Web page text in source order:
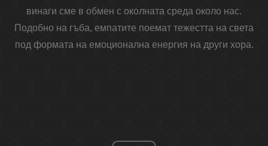
винаги сме в обмен с околната среда около нас.
Подобно на гъба, емпатите поемат тежестта на света
под формата на емоционална енергия на други хора.